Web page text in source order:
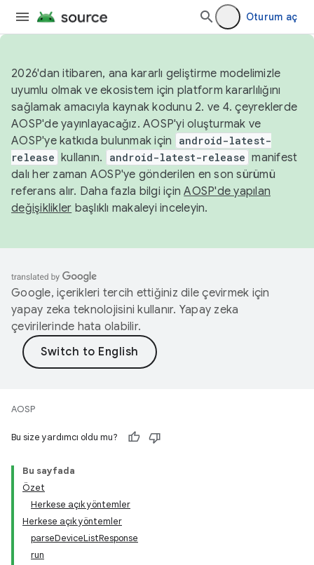
Oturum aç
2026'dan itibaren, ana kararlı geliştirme modelimizle
uyumlu olmak ve ekosistem için platform kararlılığını
sağlamak amacıyla kaynak kodunu 2. ve 4. çeyreklerde
AOSP'de yayınlayacağız. AOSP'yi oluşturmak ve
AOSP'ye katkıda bulunmak için
android-latest-
release kullanın. android-latest-release manifest
dalı her zaman AOSP'ye gönderilen en son sürümü
referans alır. Daha fazla bilgi içinAOSP'de yapılan
değişiklikler başlıklı makaleyi inceleyin.
Google, içerikleri tercih ettiğiniz dile çevirmek için
yapay zeka teknolojisini kullanır. Yapay zeka
çevirilerinde hata olabilir.
AOSP
Bu size yardımcı oldu mu?
Bu sayfada
Özet
Herkese açık yöntemler
Herkese açık yöntemler
parseDeviceListResponse
run